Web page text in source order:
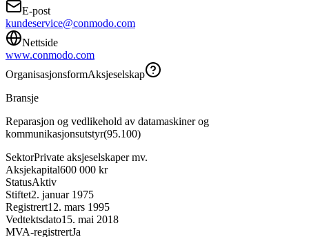
E-post
kundeservice@conmodo.com
Nettside
www.conmodo.com
OrganisasjonsformAksjeselskap
Bransje
Reparasjon og vedlikehold av datamaskiner og
kommunikasjonsutstyr(95.100)
SektorPrivate aksjeselskaper mv.
Aksjekapital600 000 kr
StatusAktiv
Stiftet2. januar 1975
Registrert12. mars 1995
Vedtektsdato15. mai 2018
MVA-registrertJa